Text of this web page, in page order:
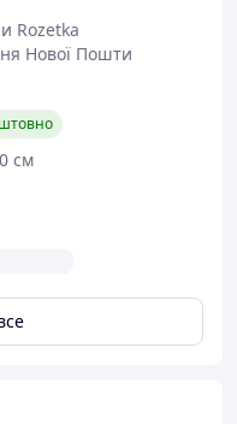
сталь,
до комплекту не
коробці,
на будь-яке
затишною та
Rozetka
Нової Пошти
см